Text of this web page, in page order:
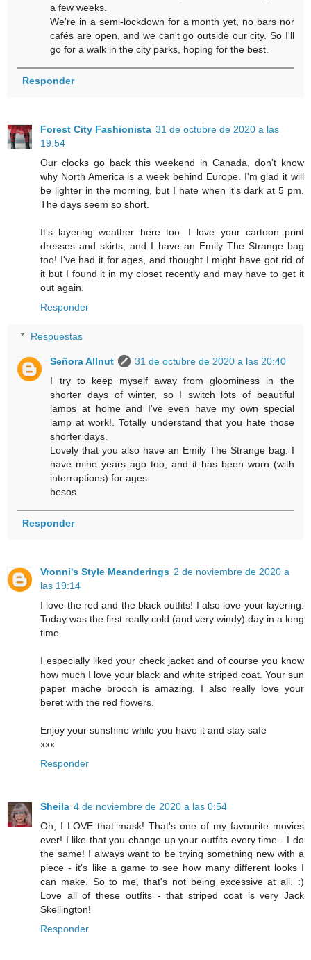
a few weeks.
We're in a semi-lockdown for a month yet, no bars nor
cafés are open, and we can't go outside our city. So I'll
go for a walk in the city parks, hoping for the best.
Responder
Forest City Fashionista 31 de octubre de 2020 a las
19:54
Our clocks go back this weekend in Canada, don't know
why North America is a week behind Europe. I'm glad it will
be lighter in the morning, but I hate when it's dark at 5 pm.
The days seem so short.
It's layering weather here too. I love your cartoon print
dresses and skirts, and I have an Emily The Strange bag
too! I've had it for ages, and thought I might have got rid of
it but I found it in my closet recently and may have to get it
out again.
Responder
Respuestas
Señora Allnut
31 de octubre de 2020 a las 20:40
I try to keep myself away from gloominess in the
shorter days of winter, so I switch lots of beautiful
lamps at home and I've even have my own special
lamp at work!. Totally understand that you hate those
shorter days.
Lovely that you also have an Emily The Strange bag. I
have mine years ago too, and it has been worn (with
interruptions) for ages.
besos
Responder
Vronni's Style Meanderings 2 de noviembre de 2020 a
las 19:14
I love the red and the black outfits! I also love your layering.
Today was the first really cold (and very windy) day in a long
time.
I especially liked your check jacket and of course you know
how much I love your black and white striped coat. Your sun
paper mache brooch is amazing. I also really love your
beret with the red flowers.
Enjoy your sunshine while you have it and stay safe
xxx
Responder
Sheila 4 de noviembre de 2020 a las 0:54
Oh, I LOVE that mask! That's one of my favourite movies
ever! I like that you change up your outfits every time - I do
the same! I always want to be trying something new with a
piece - it's like a game to see how many different looks I
can make. So to me, that's not being excessive at all. :)
Love all of these outfits - that striped coat is very Jack
Skellington!
Responder